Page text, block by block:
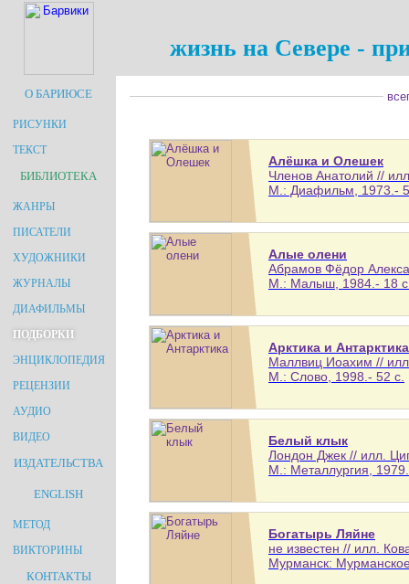
жизнь на Севере -
О БАРИЮСЕ
РИСУНКИ
ТЕКСТ
БИБЛИОТЕКА
ЖАНРЫ
ПИСАТЕЛИ
ХУДОЖНИКИ
ЖУРНАЛЫ
ДИАФИЛЬМЫ
ПОДБОРКИ
ЭНЦИКЛОПЕДИЯ
РЕЦЕНЗИИ
АУДИО
ВИДЕО
ИЗДАТЕЛЬСТВА
ENGLISH
МЕТОД
ВИКТОРИНЫ
КОНТАКТЫ
Алёшка и Олешек
Членов Анатолий //
М.: Диафильм, 1973.-
Алые олени
Абрамов Фёдор
М.: Малыш, 1984.- 18
Арктика и Антарктика
Маллвиц Иоахим //
М.: Слово, 1998.- 52 с.
Белый клык
Лондон Джек // илл.
М.: Металлургия,
Богатырь Ляйне
не известен // илл.
Мурманск: